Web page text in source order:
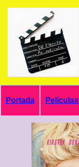
Portada Películas